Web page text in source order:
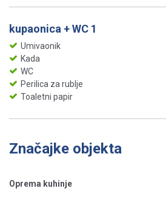
kupaonica + WC 1
Umivaonik
Kada
WC
Perilica za rublje
Toaletni papir
Značajke objekta
Oprema kuhinje